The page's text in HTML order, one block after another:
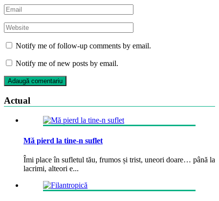
Notify me of follow-up comments by email.
Notify me of new posts by email.
Actual
Mă pierd la tine-n suflet
Îmi place în sufletul tău, frumos și trist, uneori doare… până la
lacrimi, alteori e...